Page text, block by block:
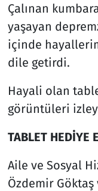
Çalınan
yaşayan
içinde
dile getirdi.
Hayali olan
görüntüleri
TABLET HEDİYE
Aile ve Sosyal
Özdemir